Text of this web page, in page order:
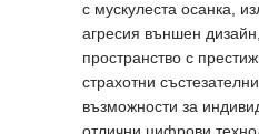
с мускулеста осанка,
агресия външен
пространство с
страхотни
възможности за
отлични цифрови